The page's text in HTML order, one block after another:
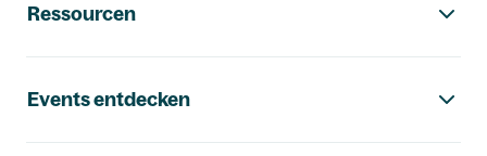
Ressourcen
Events entdecken